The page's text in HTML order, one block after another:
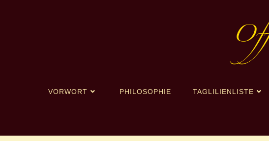
VORWORT PHILOSOPHIE TAGLILIENLISTE